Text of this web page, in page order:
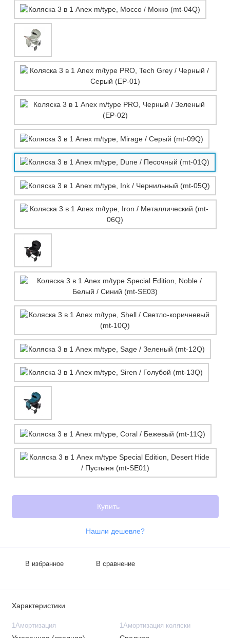
Купить
Нашли дешевле?
В избранное В сравнение
Характеристики
1Амортизация 1Амортизация коляски